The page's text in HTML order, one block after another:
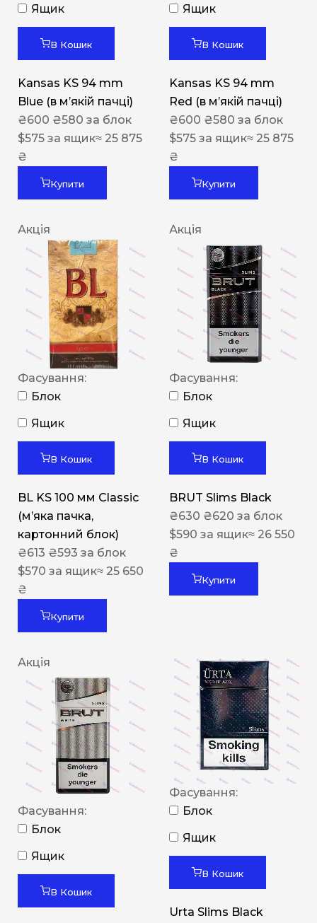
Ящик
В Кошик
Kansas KS 94 mm
Blue (в мʼякій пачці)
₴600 ₴580 за блок
$575 за ящик≈ 25 875
₴
Купити
Ящик
В Кошик
Kansas KS 94 mm
Red (в мʼякій пачці)
₴600 ₴580 за блок
$575 за ящик≈ 25 875
₴
Купити
Акція
Фасування:
Блок
Ящик
В Кошик
BL KS 100 мм Classic
(м’яка пачка,
картонний блок)
₴613 ₴593 за блок
$570 за ящик≈ 25 650
₴
Купити
Акція
Фасування:
Блок
Ящик
В Кошик
BRUT Slims Black
₴630 ₴620 за блок
$590 за ящик≈ 26 550
₴
Купити
Акція
Фасування:
Блок
Ящик
В Кошик
Фасування:
Блок
Ящик
В Кошик
Urta Slims Black